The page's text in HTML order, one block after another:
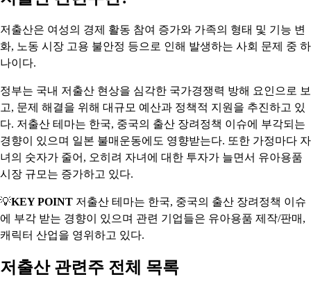
저출산은 여성의 경제 활동 참여 증가와 가족의 형태 및 기능 변
화, 노동 시장 고용 불안정 등으로 인해 발생하는 사회 문제 중 하
나이다.
정부는 국내 저출산 현상을 심각한 국가경쟁력 방해 요인으로 보
고, 문제 해결을 위해 대규모 예산과 정책적 지원을 추진하고 있
다. 저출산 테마는 한국, 중국의 출산 장려정책 이슈에 부각되는
경향이 있으며 일본 불매운동에도 영향받는다. 또한 가정마다 자
녀의 숫자가 줄어, 오히려 자녀에 대한 투자가 늘면서 유아용품
시장 규모는 증가하고 있다.
💡KEY POINT 저출산 테마는 한국, 중국의 출산 장려정책 이슈
에 부각 받는 경향이 있으며 관련 기업들은 유아용품 제작/판매,
캐릭터 산업을 영위하고 있다.
저출산 관련주 전체 목록